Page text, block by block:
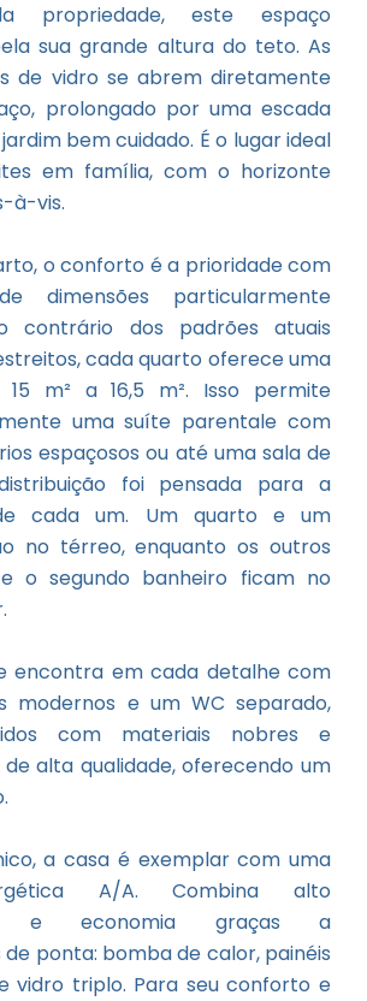
propriedade, este espaço
sua grande altura do teto. As
de vidro se abrem diretamente
prolongado por uma escada
bem cuidado. É o lugar ideal
em família, com o horizonte
à-vis.
o conforto é a prioridade com
dimensões particularmente
contrário dos padrões atuais
cada quarto oferece uma
m² a 16,5 m². Isso permite
uma suíte parentale com
espaçosos ou até uma sala de
foi pensada para a
cada um. Um quarto e um
no térreo, enquanto os outros
o segundo banheiro ficam no
encontra em cada detalhe com
modernos e um WC separado,
com materiais nobres e
alta qualidade, oferecendo um
a casa é exemplar com uma
A/A. Combina alto
e economia graças a
ponta: bomba de calor, painéis
vidro triplo. Para seu conforto e